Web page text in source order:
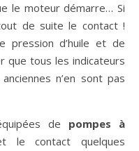
le moteur démarre… Si
de suite le contact !
pression d’huile et de
que tous les indicateurs
n’en sont pas
de pompes à
le contact quelques